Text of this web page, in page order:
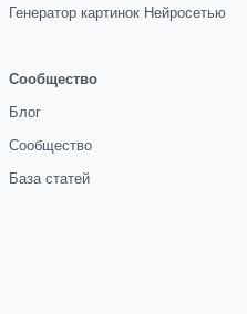
Генератор картинок Нейросетью
Сообщество
Блог
Сообщество
База статей